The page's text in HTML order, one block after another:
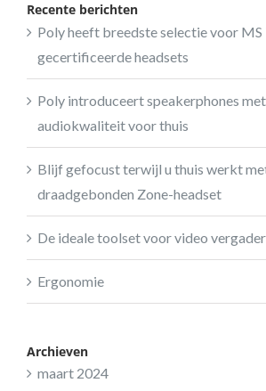
Recente berichten
Poly heeft breedste selectie voor MS
gecertificeerde headsets
Poly introduceert speakerphones
audiokwaliteit voor thuis
Blijf gefocust terwijl u thuis werkt
draadgebonden Zone-headset
De ideale toolset voor video
Ergonomie
Archieven
maart 2024